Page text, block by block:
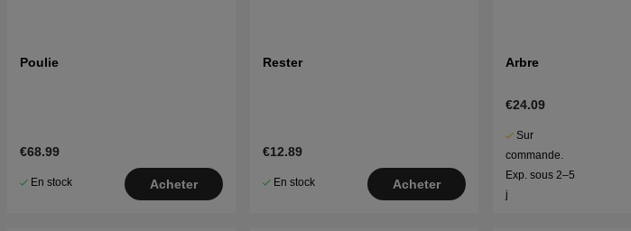
Poulie
€68.99
En stock Acheter
Rester
€12.89
En stock Acheter
Arbre
€24.09
Sur
commande.
Exp. sous 2–5
j